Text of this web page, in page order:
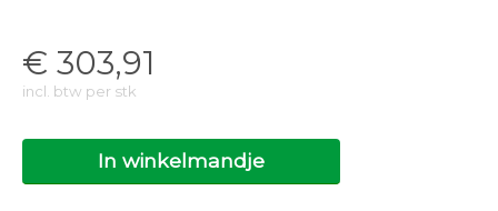
€ 303,91
incl. btw per stk
In winkelmandje